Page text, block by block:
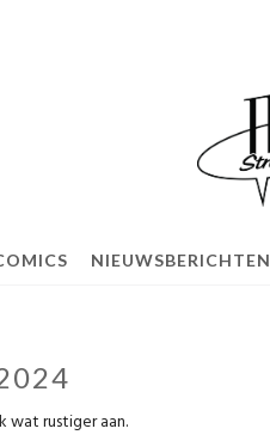
NIEUWSBERICHTEN
wat rustiger aan.